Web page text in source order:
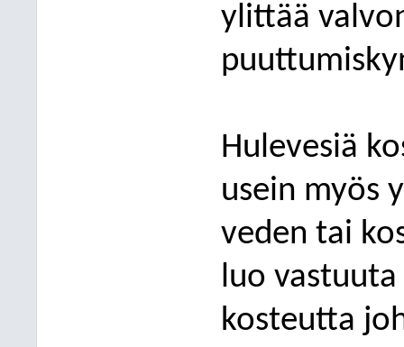
ylittää
Hulevesiä
usein myös
veden tai
luo vastuuta
kosteutta